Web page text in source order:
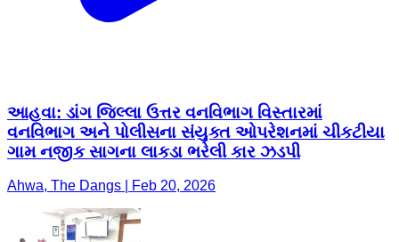
આહવા: ડાંગ જિલ્લા ઉત્તર વનવિભાગ વિસ્તારમાં
વનવિભાગ અને પોલીસના સંયુક્ત ઓપરેશનમાં ચીકટીયા
ગામ નજીક સાગના લાકડા ભરેલી કાર ઝડપી
Ahwa, The Dangs | Feb 20, 2026